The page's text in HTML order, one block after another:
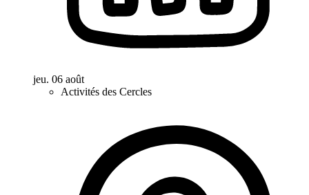
jeu. 06 août
Activités des Cercles